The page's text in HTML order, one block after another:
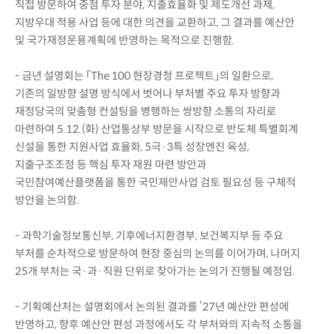
직접 방문하여 중점 투자 분야, 지출효율화 및 제도개선 과제,
지방우대 적용 사업 등에 대한 의견을 교환하고, 그 결과를 예산안
및 국가재정운용계획에 반영하는 목적으로 진행함.
- 금년 설명회는 「The 100 현장경청 프로젝트」의 일환으로,
기존의 일방향 설명 방식에서 벗어나 부처별 주요 투자 방향과
재정당국의 맞춤형 컨설팅을 병행하는 쌍방향 소통의 자리로
마련하여 5.12.(화) 산업통상부 방문을 시작으로 반도체 특별회계
신설을 통한 지원사업 효율화, 5극·3특 성장엔진 육성,
지출구조조정 등 핵심 투자 재원 마련 방안과
국민참여예산플랫폼을 통한 국민제안사업 검토 필요성 등 구체적
방안을 논의함.
- 과학기술정보통신부, 기후에너지환경부, 보건복지부 등 주요
부처를 순차적으로 방문하여 현장 중심의 논의를 이어가며, 나머지
25개 부처는 국·과·직원 단위로 찾아가는 논의가 진행될 예정임.
- 기획예산처는 설명회에서 논의된 결과를 ’27년 예산안 편성에
반영하고, 향후 예산안 편성 과정에서도 각 부처와의 지속적 소통을